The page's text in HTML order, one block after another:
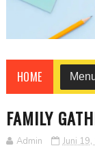
HOME
FAMILY
Admin Juni